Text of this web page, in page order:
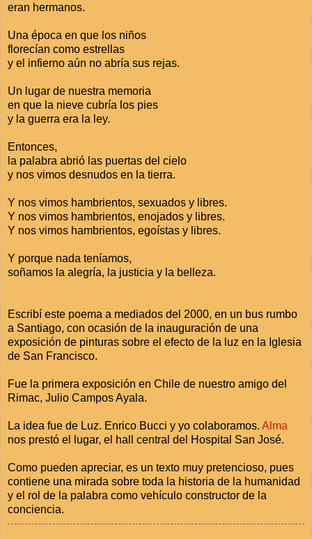
eran hermanos.
Una época en que los niños
florecían como estrellas
y el infierno aún no abría sus rejas.
Un lugar de nuestra memoria
en que la nieve cubría los pies
y la guerra era la ley.
Entonces,
la palabra abrió las puertas del cielo
y nos vimos desnudos en la tierra.
Y nos vimos hambrientos, sexuados y libres.
Y nos vimos hambrientos, enojados y libres.
Y nos vimos hambrientos, egoístas y libres.
Y porque nada teníamos,
soñamos la alegría, la justicia y la belleza.
Escribí este poema a mediados del 2000, en un bus rumbo
a Santiago, con ocasión de la inauguración de una
exposición de pinturas sobre el efecto de la luz en la Iglesia
de San Francisco.
Fue la primera exposición en Chile de nuestro amigo del
Rimac, Julio Campos Ayala.
La idea fue de Luz. Enrico Bucci y yo colaboramos. Alma
nos prestó el lugar, el hall central del Hospital San José.
Como pueden apreciar, es un texto muy pretencioso, pues
contiene una mirada sobre toda la historia de la humanidad
y el rol de la palabra como vehículo constructor de la
conciencia.